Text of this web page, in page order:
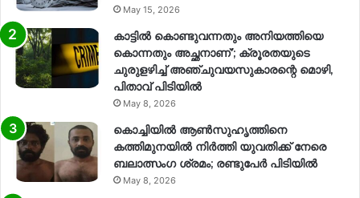
May 15, 2026
കാട്ടിൽ കൊണ്ടുവന്നതും അനിയത്തിയെ
കൊന്നതും അച്ഛനാണ്’; ക്രൂരതയുടെ
ചുരുളഴിച്ച് അഞ്ചുവയസുകാരന്റെ മൊഴി,
പിതാവ് പിടിയിൽ
May 8, 2026
കൊച്ചിയിൽ ആൺസുഹൃത്തിനെ
കത്തിമുനയിൽ നിർത്തി യുവതിക്ക് നേരെ
ബലാത്സംഗ​ ശ്രമം; രണ്ടുപേർ പിടിയിൽ
May 8, 2026